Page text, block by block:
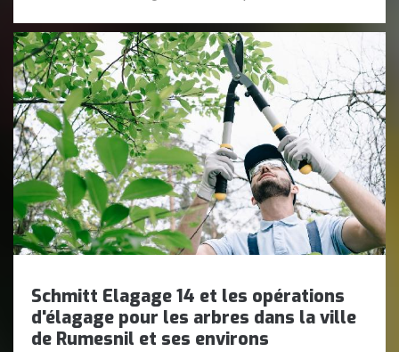
Schmitt Elagage 14 et les opérations
d'élagage pour les arbres dans la ville
de Rumesnil et ses environs